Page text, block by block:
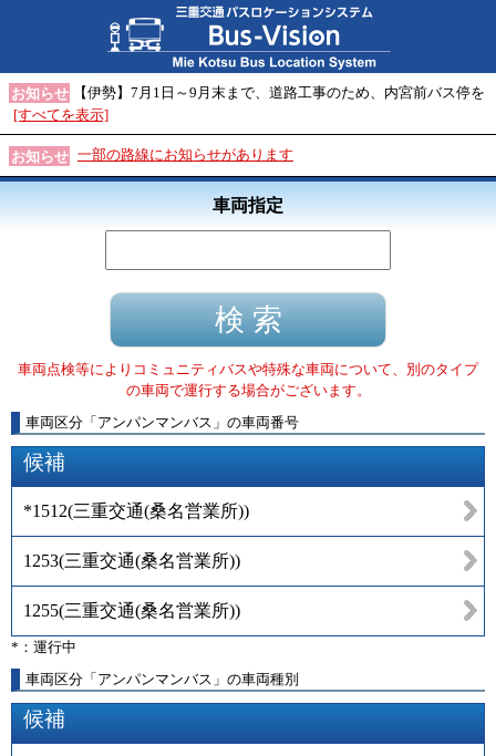
お知らせ
【伊勢】7月1日～9月末まで、道路工事のため、内宮前バス停を
[すべてを表示]
お知らせ 一部の路線にお知らせがあります
車両指定
車両点検等によりコミュニティバスや特殊な車両について、別のタイプ
の車両で運行する場合がございます。
車両区分 「 アンパンマンバス 」 の車両番号
候補
*1512(三重交通(桑名営業所))
1253(三重交通(桑名営業所))
1255(三重交通(桑名営業所))
*：運行中
車両区分「アンパンマンバス」の車両種別
候補